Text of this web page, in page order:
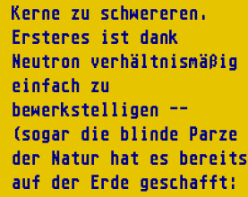
Kerne zu schwereren.
Ersteres ist dank
Neutron verhältnismäßig
einfach zu
bewerkstelligen --
(sogar die blinde Parze
der Natur hat es bereits
auf der Erde geschafft: